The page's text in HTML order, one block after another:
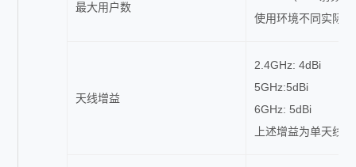
最大用户数
使用环境不同实际
天线增益
2.4GHz: 4dBi
5GHz:5dBi
6GHz: 5dBi
上述增益为单天线